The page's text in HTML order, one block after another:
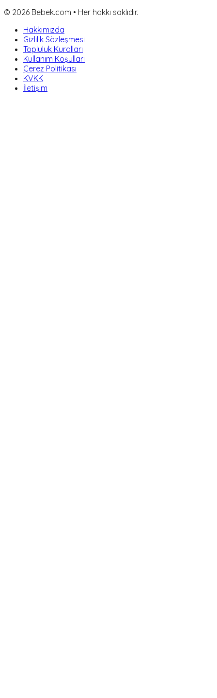
© 2026 Bebek.com • Her hakkı saklıdır.
Hakkımızda
Gizlilik Sözleşmesi
Topluluk Kuralları
Kullanım Koşulları
Çerez Politikası
KVKK
İletişim